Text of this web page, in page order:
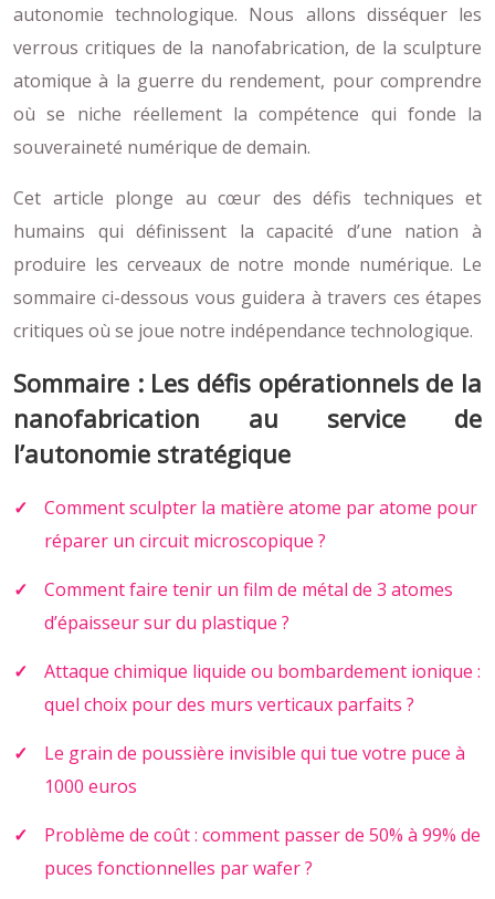
autonomie technologique. Nous allons disséquer les
verrous critiques de la nanofabrication, de la sculpture
atomique à la guerre du rendement, pour comprendre
où se niche réellement la compétence qui fonde la
souveraineté numérique de demain.
Cet article plonge au cœur des défis techniques et
humains qui définissent la capacité d’une nation à
produire les cerveaux de notre monde numérique. Le
sommaire ci-dessous vous guidera à travers ces étapes
critiques où se joue notre indépendance technologique.
Sommaire : Les défis opérationnels de la
nanofabrication au service de
l’autonomie stratégique
Comment sculpter la matière atome par atome pour
réparer un circuit microscopique ?
Comment faire tenir un film de métal de 3 atomes
d’épaisseur sur du plastique ?
Attaque chimique liquide ou bombardement ionique :
quel choix pour des murs verticaux parfaits ?
Le grain de poussière invisible qui tue votre puce à
1000 euros
Problème de coût : comment passer de 50% à 99% de
puces fonctionnelles par wafer ?